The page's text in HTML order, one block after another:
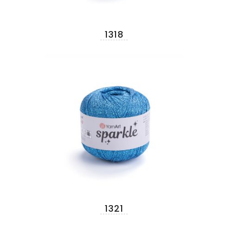
1318
1321